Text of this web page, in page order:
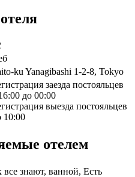
ku Yanagibashi 1-2-8, Tokyo
заезда постояльцев
до 00:00
выезда постояльцев
10:00
отелем
все знают, ванной, Есть